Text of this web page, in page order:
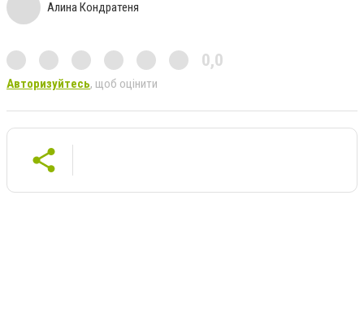
Алина Кондратеня
0,0
Авторизуйтесь, щоб оцінити